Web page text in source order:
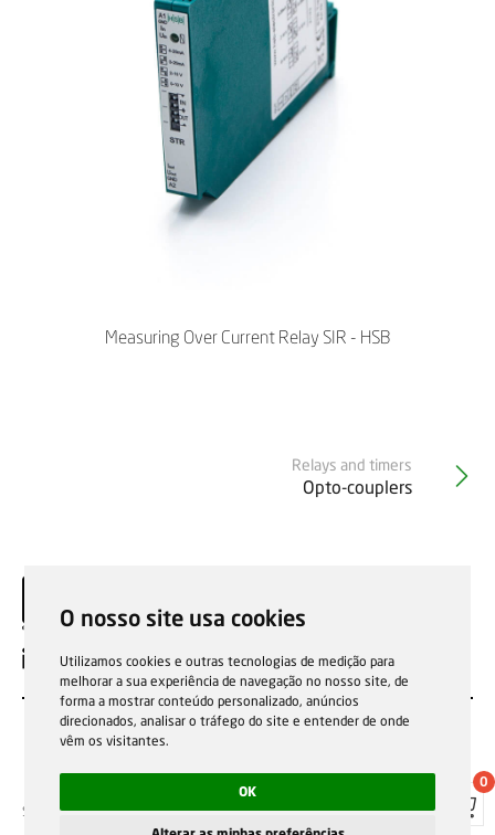
O nosso site usa cookies
Utilizamos cookies e outras tecnologias de medição para
melhorar a sua experiência de navegação no nosso site, de
forma a mostrar conteúdo personalizado, anúncios
direcionados, analisar o tráfego do site e entender de onde
vêm os visitantes.
OK
Measuring Over Current Relay SIR - HSB
Relays and timers
Opto-couplers
EN
Sale general conditions
Garantias, reparações e devoluções
0